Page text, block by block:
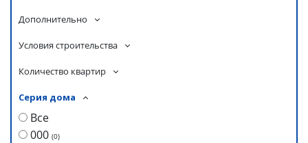
Дополнительно
Условия строительства
Количество квартир
Серия дома
Все
000 (0)